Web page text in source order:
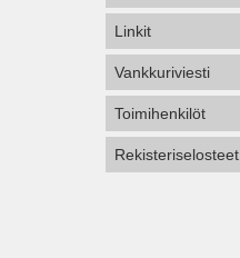
Linkit
Vankkuriviesti
Toimihenkilöt
Rekisteriselosteet